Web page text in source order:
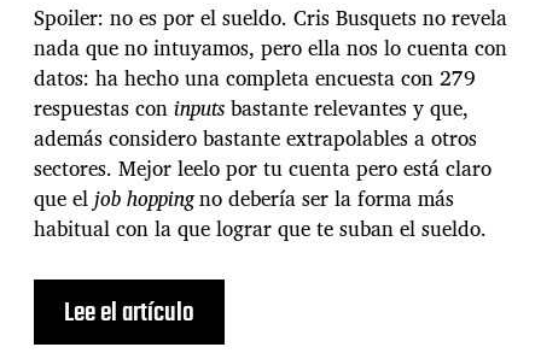
Spoiler: no es por el sueldo. Cris Busquets no revela
nada que no intuyamos, pero ella nos lo cuenta con
datos: ha hecho una completa encuesta con 279
respuestas coninputsbastante relevantes y que,
además considero bastante extrapolables a otros
sectores. Mejor leelo por tu cuenta pero está claro
que eljob hoppingno debería ser la forma más
habitual con la que lograr que te suban el sueldo.
Lee el artículo